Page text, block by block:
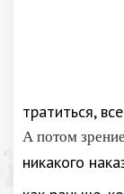
тратиться,
А потом
никакого